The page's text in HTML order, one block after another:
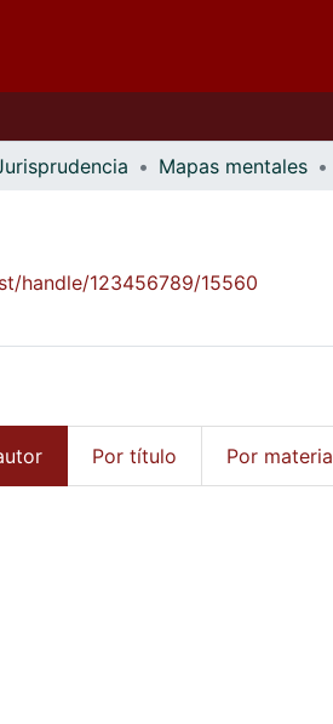
Mapas mentales
handle/123456789/15560
Por título Por materia